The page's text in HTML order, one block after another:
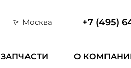
Москва +7 (495)
ЗАПЧАСТИ О